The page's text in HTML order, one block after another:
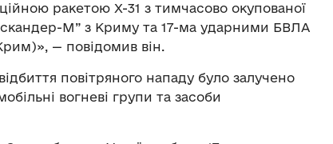
ракетою Х-31 з тимчасово окупованої
М” з Криму та 17-ма ударними БВЛА
— повідомив він.
повітряного нападу було залучено
вогневі групи та засоби